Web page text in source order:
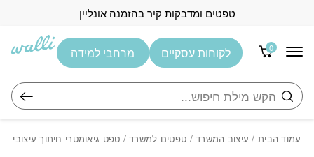
טפטים ומדבקות קיר בהזמנה אונליין
0
חיפוש
לקוחות עסקיים מרחבי למידה
עמוד הבית/ עיצוב המשרד/ טפטים למשרד/ טפט גיאומטרי חיתוך עיצובי